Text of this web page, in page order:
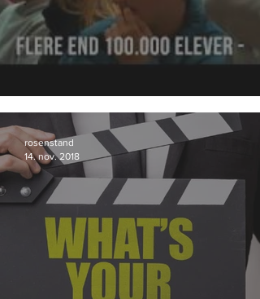
DrugRebels fortsætter
rosenstand
14. nov. 2018